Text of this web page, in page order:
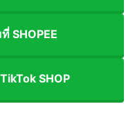
SHOPEE
SHOP